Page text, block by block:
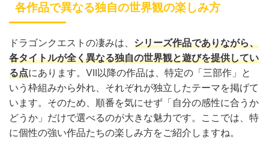
各作品で異なる独自の世界観の楽しみ方
ドラゴンクエストの凄みは、 シリーズ作品でありながら、
各タイトルが全く異なる独自の世界観と遊びを提供してい
る点にあります。VII以降の作品は、特定の「三部作」と
いう枠組みから外れ、それぞれが独立したテーマを掲げて
います。そのため、順番を気にせず「自分の感性に合うか
どうか」だけで選べるのが大きな魅力です。ここでは、特
に個性の強い作品たちの楽しみ方をご紹介しますね。